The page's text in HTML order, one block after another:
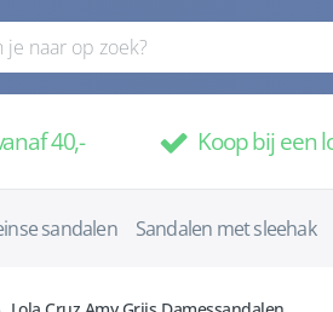
40,- Koop bij een
sandalen Sandalen met sleehak